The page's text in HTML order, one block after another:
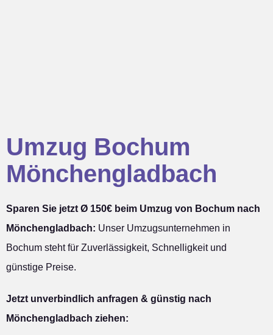
Umzug Bochum
Mönchengladbach
Sparen Sie jetzt Ø 150€ beim Umzug von Bochum nach
Mönchengladbach: Unser Umzugsunternehmen in
Bochum steht für Zuverlässigkeit, Schnelligkeit und
günstige Preise.
Jetzt unverbindlich anfragen & günstig nach
Mönchengladbach ziehen: